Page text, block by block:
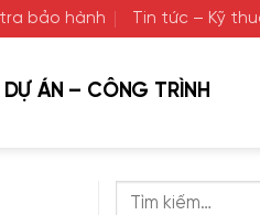
tra bảo hành Tin tức – Kỹ
DỰ ÁN – CÔNG TRÌNH